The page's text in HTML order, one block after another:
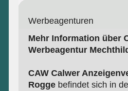
Werbeagenturen
Mehr Information über
Werbeagentur
CAW Calwer
Roggebefindet sich in